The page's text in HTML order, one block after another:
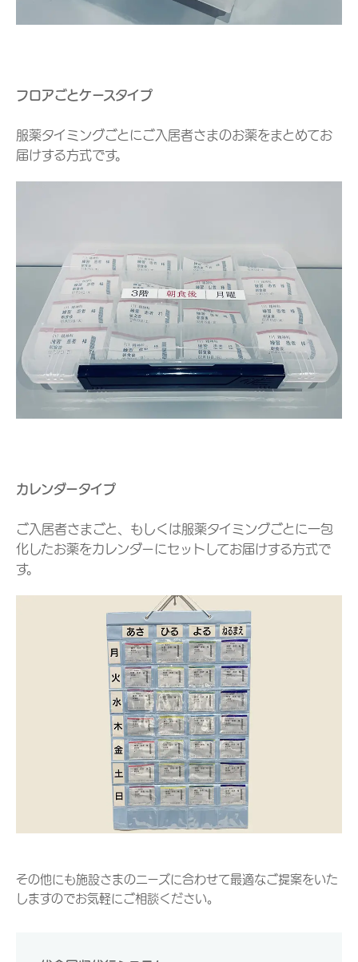
フロアごとケースタイプ
服薬タイミングごとにご入居者さまのお薬をまとめてお
届けする方式です。
カレンダータイプ
ご入居者さまごと、もしくは服薬タイミングごとに一包
化したお薬をカレンダーにセットしてお届けする方式で
す。
その他にも施設さまのニーズに合わせて最適なご提案をいた
しますのでお気軽にご相談ください。